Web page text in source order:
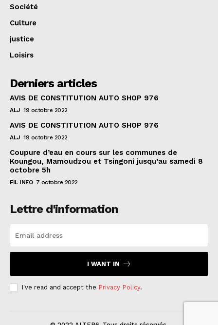
Société
Culture
justice
Loisirs
Derniers articles
AVIS DE CONSTITUTION AUTO SHOP 976
ALJ 19 octobre 2022
AVIS DE CONSTITUTION AUTO SHOP 976
ALJ 19 octobre 2022
Coupure d’eau en cours sur les communes de
Koungou, Mamoudzou et Tsingoni jusqu’au samedi 8
octobre 5h
FIL INFO 7 octobre 2022
Lettre d'information
I WANT IN
I've read and accept the Privacy Policy.